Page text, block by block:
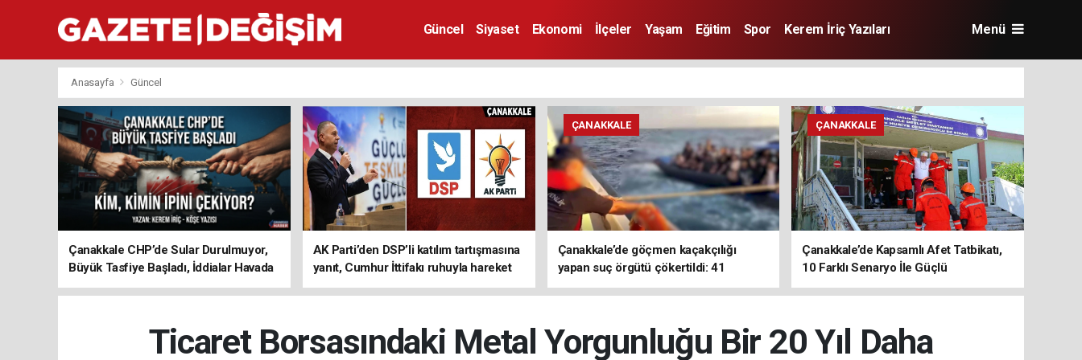
Güncel Siyaset Ekonomi İlçeler Yaşam Eğitim Spor Kerem İriç Yazıları Menü
Anasayfa Güncel
Çanakkale CHP’de Sular Durulmuyor,
Büyük Tasfiye Başladı, İddialar Havada
Uçuşuyor
AK Parti’den DSP’li katılım tartışmasına
yanıt, Cumhur İttifakı ruhuyla hareket
ediyoruz
ÇANAKKALE
Çanakkale’de göçmen kaçakçılığı
yapan suç örgütü çökertildi: 41
tutuklama
ÇANAKKALE
Çanakkale’de Kapsamlı Afet Tatbikatı,
10 Farklı Senaryo İle Güçlü
Koordinasyon
Ticaret Borsasındaki Metal Yorgunluğu Bir 20 Yıl Daha